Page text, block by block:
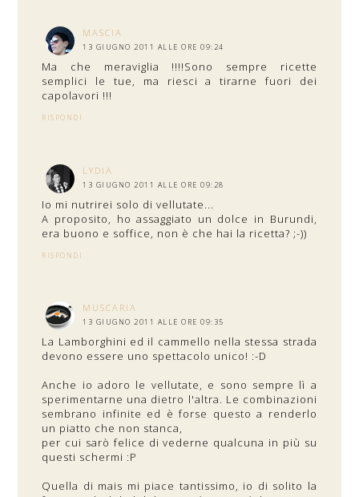
MASCIA
13 GIUGNO 2011 ALLE ORE 09:24
Ma che meraviglia !!!!Sono sempre ricette
semplici le tue, ma riesci a tirarne fuori dei
capolavori !!!
RISPONDI
LYDIA
13 GIUGNO 2011 ALLE ORE 09:28
Io mi nutrirei solo di vellutate...
A proposito, ho assaggiato un dolce in Burundi,
era buono e soffice, non è che hai la ricetta? ;-))
RISPONDI
MUSCARIA
13 GIUGNO 2011 ALLE ORE 09:35
La Lamborghini ed il cammello nella stessa strada
devono essere uno spettacolo unico! :-D
Anche io adoro le vellutate, e sono sempre lì a
sperimentarne una dietro l'altra. Le combinazioni
sembrano infinite ed è forse questo a renderlo
un piatto che non stanca,
per cui sarò felice di vederne qualcuna in più su
questi schermi :P
Quella di mais mi piace tantissimo, io di solito la